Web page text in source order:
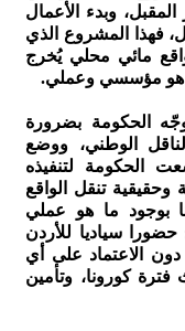
وبدء الأعمال
فهذا المشروع الذي
مائي محلي يُخرج
هو مؤسسي وعملي.
وجّه الحكومة بضرورة
الوطني، ووضع
الحكومة لتنفيذه
تنقل الواقع
بوجود ما هو عملي
سياديا للأردن
دون الاعتماد على أي
كورونا، وتأمين